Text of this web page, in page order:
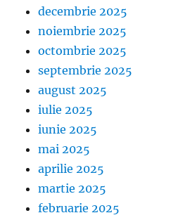
decembrie 2025
noiembrie 2025
octombrie 2025
septembrie 2025
august 2025
iulie 2025
iunie 2025
mai 2025
aprilie 2025
martie 2025
februarie 2025